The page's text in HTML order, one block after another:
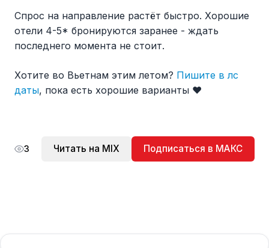
Спрос на направление растёт быстро. Хорошие
отели 4-5* бронируются заранее - ждать
последнего момента не стоит.
Хотите во Вьетнам этим летом? Пишите в лс
даты, пока есть хорошие варианты ❤️
3 Читать на MIX Подписаться в МАКС